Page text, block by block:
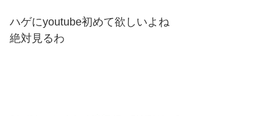
ハゲにyoutube初めて欲しいよね
絶対見るわ